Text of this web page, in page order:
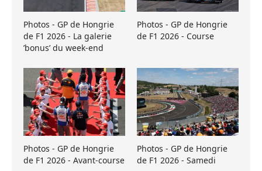
Photos - GP de Hongrie
de F1 2026 - La galerie
’bonus’ du week-end
Photos - GP de Hongrie
de F1 2026 - Course
Photos - GP de Hongrie
de F1 2026 - Avant-course
Photos - GP de Hongrie
de F1 2026 - Samedi